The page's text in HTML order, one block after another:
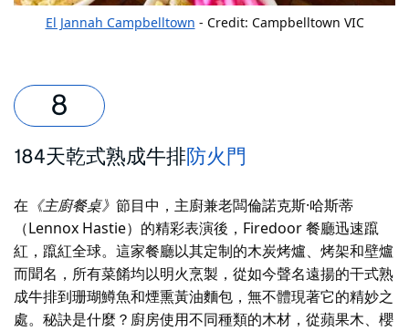
El Jannah Campbelltown - Credit: Campbelltown VIC
184天乾式熟成牛排防火門
在 《主廚餐桌》 節目中，主廚兼老闆倫諾克斯·哈斯蒂
（Lennox Hastie）的精彩表演後，Firedoor 餐廳迅速躥
紅，躥紅全球。這家餐廳以其定制的木炭烤爐、烤架和壁爐
而聞名，所有菜餚均以明火烹製，從如今聲名遠揚的干式熟
成牛排到珊瑚鱒魚和煙熏黃油麵包，無不體現著它的精妙之
處。秘訣是什麼？廚房使用不同種類的木材，從蘋果木、櫻